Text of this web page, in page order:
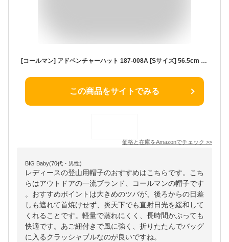
[コールマン] アドベンチャーハット 187-008A [Sサイズ] 56.5cm ブラウン
この商品をサイトでみる
価格と在庫をAmazonでチェック >>
BIG Baby(70代・男性)
レディースの登山用帽子のおすすめはこちらです。こち
らはアウトドアの一流ブランド、コールマンの帽子です
。おすすめポイントは大きめのツバが、後ろからの日差
しも遮れて首焼けせず、炎天下でも直射日光を緩和して
くれることです。軽量で蒸れにくく、長時間かぶっても
快適です。あご紐付きで風に強く、折りたたんでバッグ
に入るクラッシャブルなのが良いですね。